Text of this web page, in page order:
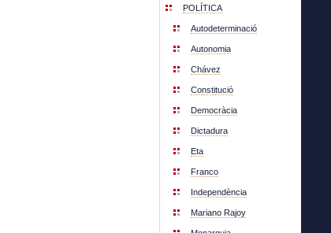
POLÍTICA
Autodeterminació
Autonomia
Chávez
Constitució
Democràcia
Dictadura
Eta
Franco
Independència
Mariano Rajoy